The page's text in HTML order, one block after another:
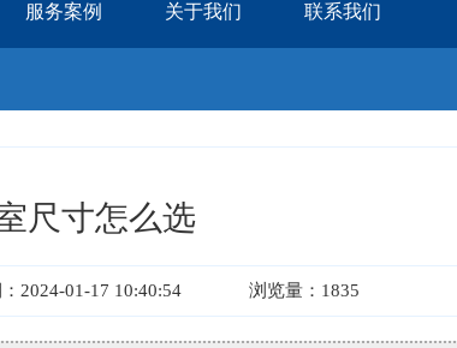
服务案例 关于我们 联系我们
尺寸怎么选
：2024-01-17 10:40:54 浏览量：1835